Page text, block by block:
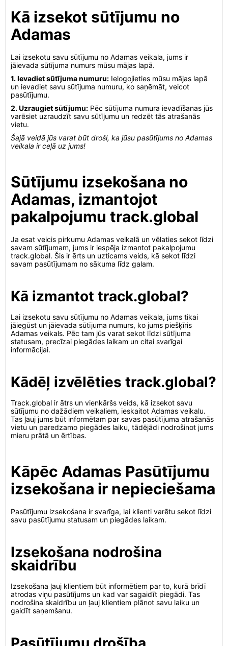
Kā izsekot sūtījumu no
Adamas
Lai izsekotu savu sūtījumu no Adamas veikala, jums ir
jāievada sūtījuma numurs mūsu mājas lapā.
1. Ievadiet sūtījuma numuru: Ielogojieties mūsu mājas lapā
un ievadiet savu sūtījuma numuru, ko saņēmāt, veicot
pasūtījumu.
2. Uzraugiet sūtījumu: Pēc sūtījuma numura ievadīšanas jūs
varēsiet uzraudzīt savu sūtījumu un redzēt tās atrašanās
vietu.
Šajā veidā jūs varat būt droši, ka jūsu pasūtījums no Adamas
veikala ir ceļā uz jums!
Sūtījumu izsekošana no
Adamas, izmantojot
pakalpojumu track.global
Ja esat veicis pirkumu Adamas veikalā un vēlaties sekot līdzi
savam sūtījumam, jums ir iespēja izmantot pakalpojumu
track.global. Šis ir ērts un uzticams veids, kā sekot līdzi
savam pasūtījumam no sākuma līdz galam.
Kā izmantot track.global?
Lai izsekotu savu sūtījumu no Adamas veikala, jums tikai
jāiegūst un jāievada sūtījuma numurs, ko jums piešķīris
Adamas veikals. Pēc tam jūs varat sekot līdzi sūtījuma
statusam, precīzai piegādes laikam un citai svarīgai
informācijai.
Kādēļ izvēlēties track.global?
Track.global ir ātrs un vienkāršs veids, kā izsekot savu
sūtījumu no dažādiem veikaliem, ieskaitot Adamas veikalu.
Tas ļauj jums būt informētam par savas pasūtījuma atrašanās
vietu un paredzamo piegādes laiku, tādējādi nodrošinot jums
mieru prātā un ērtības.
Kāpēc Adamas Pasūtījumu
izsekošana ir nepieciešama
Pasūtījumu izsekošana ir svarīga, lai klienti varētu sekot līdzi
savu pasūtījumu statusam un piegādes laikam.
Izsekošana nodrošina
skaidrību
Izsekošana ļauj klientiem būt informētiem par to, kurā brīdī
atrodas viņu pasūtījums un kad var sagaidīt piegādi. Tas
nodrošina skaidrību un ļauj klientiem plānot savu laiku un
gaidīt saņemšanu.